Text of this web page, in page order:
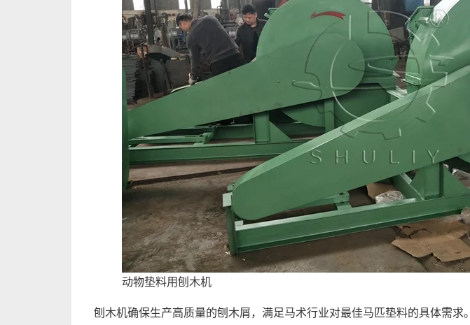
动物垫料用刨木机
刨木机确保生产高质量的刨木屑，满足马术行业对最佳马匹垫料的具体需求。